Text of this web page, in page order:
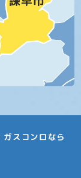
スコンロなら